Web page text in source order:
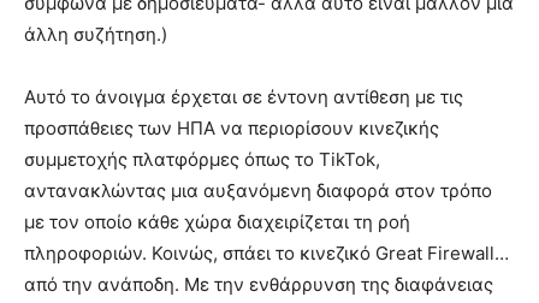
άλλη συζήτηση.)
Αυτό το άνοιγμα έρχεται σε έντονη αντίθεση με τις
προσπάθειες των ΗΠΑ να περιορίσουν κινεζικής
συμμετοχής πλατφόρμες όπως το TikTok,
αντανακλώντας μια αυξανόμενη διαφορά στον τρόπο
με τον οποίο κάθε χώρα διαχειρίζεται τη ροή
πληροφοριών. Κοινώς, σπάει το κινεζικό Great Firewall…
από την ανάποδη. Με την ενθάρρυνση της διαφάνειας